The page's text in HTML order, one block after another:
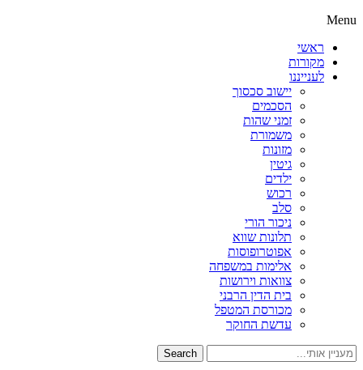
Menu
ראשי
מקורות
לענייננו
יישוב סכסוך
הסכמים
זמני שהות
משמורת
מזונות
גיטין
ילדים
רכוש
סלב
ניכור הורי
תלונות שווא
אפוטרופוסות
אלימות במשפחה
צוואות וירושות
בית הדין הרבני
מכורסת המטפל
עדשת החוקר
Search